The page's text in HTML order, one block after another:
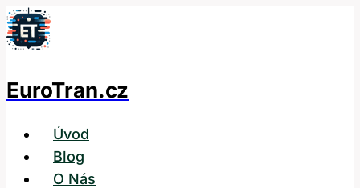
Přeskočit
na
EuroTran.cz
Úvod
Blog
O Nás